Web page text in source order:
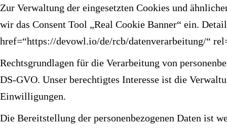
Zur Verwaltung der eingesetzten Cookies und
wir das Consent Tool „Real Cookie Banner“ ein.
href=“https://devowl.io/de/rcb/datenverarbeitung/“
Rechtsgrundlagen für die Verarbeitung von
DS-GVO. Unser berechtigtes Interesse ist die
Einwilligungen.
Die Bereitstellung der personenbezogenen Daten ist